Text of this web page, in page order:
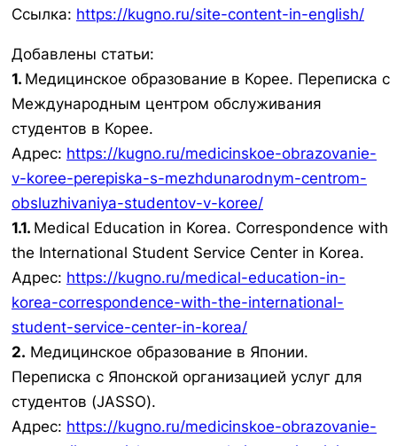
Ссылка: https://kugno.ru/site-content-in-english/
Добавлены статьи:
1. Медицинское образование в Корее. Переписка с
Международным центром обслуживания
студентов в Корее.
Адрес: https://kugno.ru/medicinskoe-obrazovanie-
v-koree-perepiska-s-mezhdunarodnym-centrom-
obsluzhivaniya-studentov-v-koree/
1.1. Medical Education in Korea. Correspondence with
the International Student Service Center in Korea.
Адрес: https://kugno.ru/medical-education-in-
korea-correspondence-with-the-international-
student-service-center-in-korea/
2. Медицинское образование в Японии.
Переписка с Японской организацией услуг для
студентов (JASSO).
Адрес: https://kugno.ru/medicinskoe-obrazovanie-